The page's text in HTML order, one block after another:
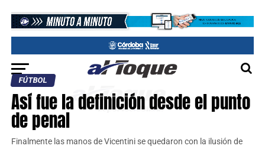
FÚTBOL
Así fue la definición desde el punto
de penal
Finalmente las manos de Vicentini se quedaron con la ilusión de